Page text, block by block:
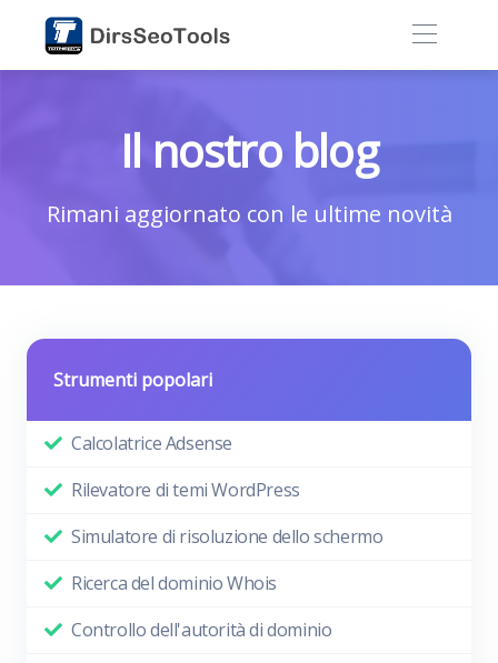
Il nostro blog
Rimani aggiornato con le ultime novità
Strumenti popolari
Calcolatrice Adsense
Rilevatore di temi WordPress
Simulatore di risoluzione dello schermo
Ricerca del dominio Whois
Controllo dell'autorità di dominio